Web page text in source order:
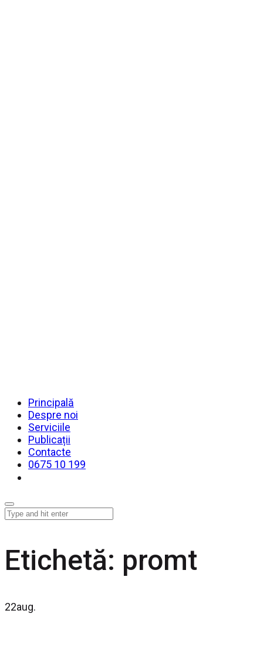
Principală
Despre noi
Serviciile
Publicații
Contacte
0675 10 199
Etichetă: promt
22aug.